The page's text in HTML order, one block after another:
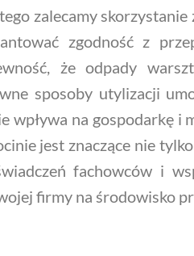
zalecamy
zgodność z
że odpady
sposoby utylizacji
wpływa na gospodarkę
jest znaczące nie
fachowców i
firmy na środowisko